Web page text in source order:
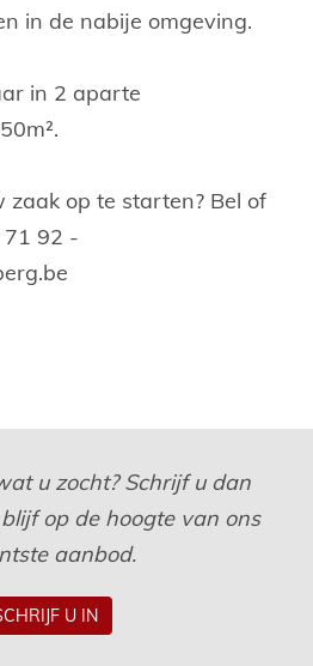
in de nabije omgeving.
in 2 aparte
zaak op te starten? Bel of
71 92 -
u zocht? Schrijf u dan
op de hoogte van ons
aanbod.
U IN